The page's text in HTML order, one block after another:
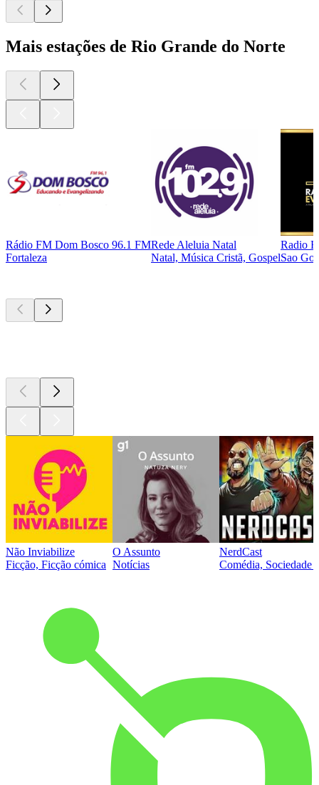
Mais estações de Rio Grande do Norte
Rádio FM Dom Bosco 96.1 FM
Fortaleza
Rede Aleluia Natal
Natal, Música Cristã, Gospel
Radio
Sao
Não Inviabilize
Ficção, Ficção cómica
O Assunto
Notícias
NerdCast
Comédia, Sociedade